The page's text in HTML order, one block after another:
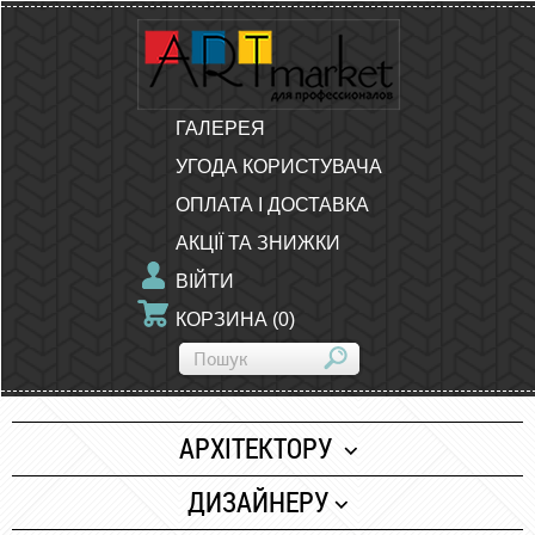
ГАЛЕРЕЯ
УГОДА КОРИСТУВАЧА
ОПЛАТА І ДОСТАВКА
АКЦІЇ ТА ЗНИЖКИ
ВІЙТИ
КОРЗИНА (0)
АРХІТЕКТОРУ
Папір
ДИЗАЙНЕРУ